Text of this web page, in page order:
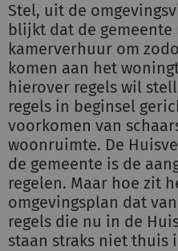
Stel, uit de
blijkt dat de
kamerverhuur om
komen aan het
hierover regels wil
regels in beginsel
voorkomen van
woonruimte. De
de gemeente is de
regelen. Maar hoe zit
omgevingsplan dat
regels die nu in de
staan straks niet thuis